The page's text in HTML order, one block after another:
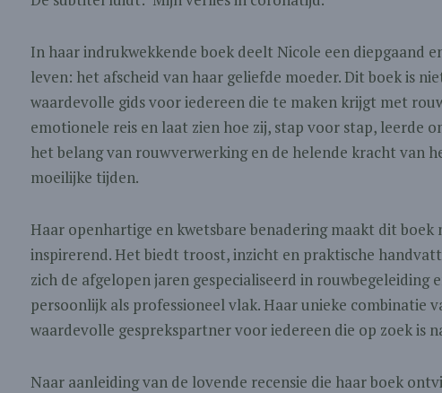
In haar indrukwekkende boek deelt Nicole een diepgaand
leven: het afscheid van haar geliefde moeder. Dit boek is
waardevolle gids voor iedereen die te maken krijgt met
emotionele reis en laat zien hoe zij, stap voor stap, leerde
het belang van rouwverwerking en de helende kracht van
moeilijke tijden.
Haar openhartige en kwetsbare benadering maakt dit
inspirerend. Het biedt troost, inzicht en praktische
zich de afgelopen jaren gespecialiseerd in rouwbegeleiding
persoonlijk als professioneel vlak. Haar unieke combinatie
waardevolle gesprekspartner voor iedereen die op zoek is
Naar aanleiding van de lovende recensie die haar boek